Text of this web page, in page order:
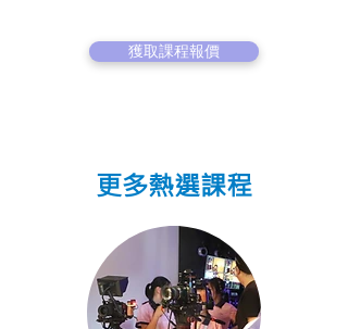
獲取課程報價
更多熱選課程